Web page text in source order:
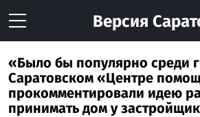
Версия
«Было бы популярно среди
Саратовском «Центре
прокомментировали идею
принимать дом у